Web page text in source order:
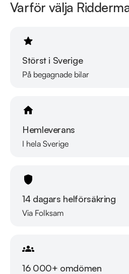
billigaste helförsäkring och tar
Varför välja
Störst i Sverige
På begagnade bilar
Hemleverans
I hela Sverige
14 dagars helförsäkring
Via Folksam
16 000+ omdömen